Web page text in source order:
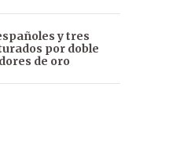
y tres
por doble
de oro